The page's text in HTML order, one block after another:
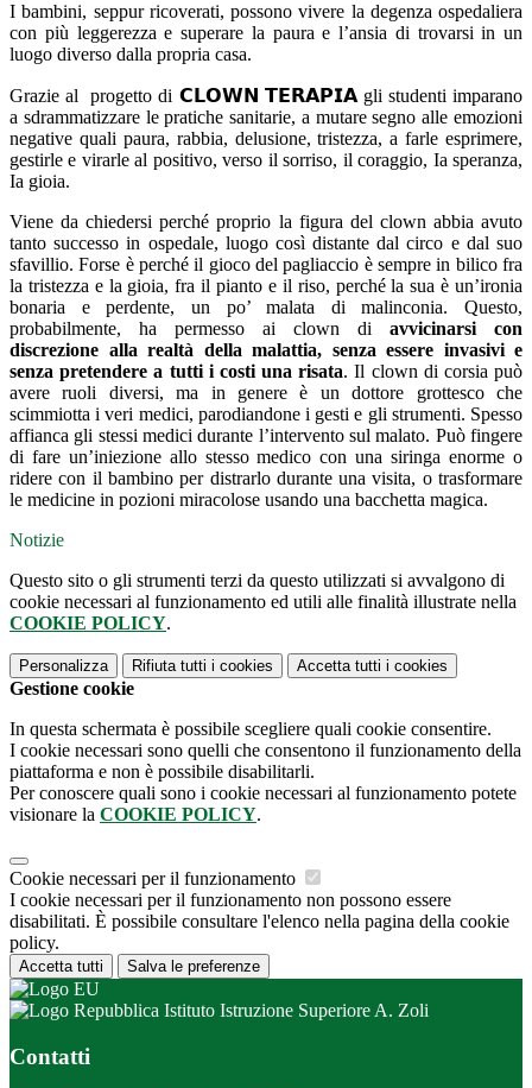
I bambini, seppur ricoverati, possono vivere la degenza ospedaliera
con più leggerezza e superare la paura e l’ansia di trovarsi in un
luogo diverso dalla propria casa.
Grazie al
progetto di 𝗖𝗟𝗢𝗪𝗡 𝗧𝗘𝗥𝗔𝗣𝗜𝗔 gli studenti imparano
a sdrammatizzare le pratiche sanitarie, a mutare segno alle emozioni
negative quali paura, rabbia, delusione, tristezza, a farle esprimere,
gestirle e virarle al positivo, verso il sorriso, il coraggio, Ia speranza,
Ia gioia.
Viene da chiedersi perché proprio la figura del clown abbia avuto
tanto successo in ospedale, luogo così distante dal circo e dal suo
sfavillio. Forse è perché il gioco del pagliaccio è sempre in bilico fra
la tristezza e la gioia, fra il pianto e il riso, perché la sua è un’ironia
bonaria e perdente, un po’ malata di malinconia. Questo,
probabilmente, ha permesso ai clown di avvicinarsi con
discrezione alla realtà della malattia, senza essere invasivi e
senza pretendere a tutti i costi una risata. Il clown di corsia può
avere ruoli diversi, ma in genere è un dottore grottesco che
scimmiotta i veri medici, parodiandone i gesti e gli strumenti. Spesso
affianca gli stessi medici durante l’intervento sul malato. Può fingere
di fare un’iniezione allo stesso medico con una siringa enorme o
ridere con il bambino per distrarlo durante una visita, o trasformare
le medicine in pozioni miracolose usando una bacchetta magica.
Notizie
Questo sito o gli strumenti terzi da questo utilizzati si avvalgono di
cookie necessari al funzionamento ed utili alle finalità illustrate nella
COOKIE POLICY.
Personalizza Rifiuta tutti i cookies Accetta tutti i cookies
Gestione cookie
In questa schermata è possibile scegliere quali cookie consentire.
I cookie necessari sono quelli che consentono il funzionamento della
piattaforma e non è possibile disabilitarli.
Per conoscere quali sono i cookie necessari al funzionamento potete
visionare la COOKIE POLICY.
Cookie necessari per il funzionamento
I cookie necessari per il funzionamento non possono essere
disabilitati. È possibile consultare l'elenco nella pagina della cookie
policy.
Accetta tutti Salva le preferenze
Istituto Istruzione Superiore A. Zoli
Contatti